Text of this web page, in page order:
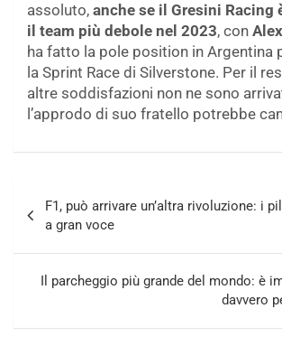
assoluto, anche se il Gresini Racing
il team più debole nel 2023, con
ha fatto la pole position in Argentina
la Sprint Race di Silverstone. Per il
altre soddisfazioni non ne sono
l’approdo di suo fratello potrebbe
articoli
F1, può arrivare un’altra rivoluzione: i
a gran voce
Il parcheggio più grande del mondo: è
davvero